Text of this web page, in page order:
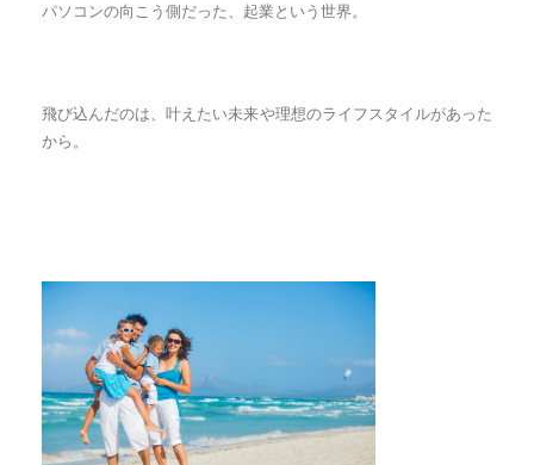
パソコンの向こう側だった、起業という世界。
飛び込んだのは、叶えたい未来や理想のライフスタイルがあった
から。